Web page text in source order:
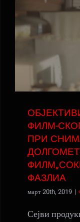
ФИЛМ-
ФИЛМ-
ПРИ
ФАЗЛИА
март 20th, 2019 |
Сејви